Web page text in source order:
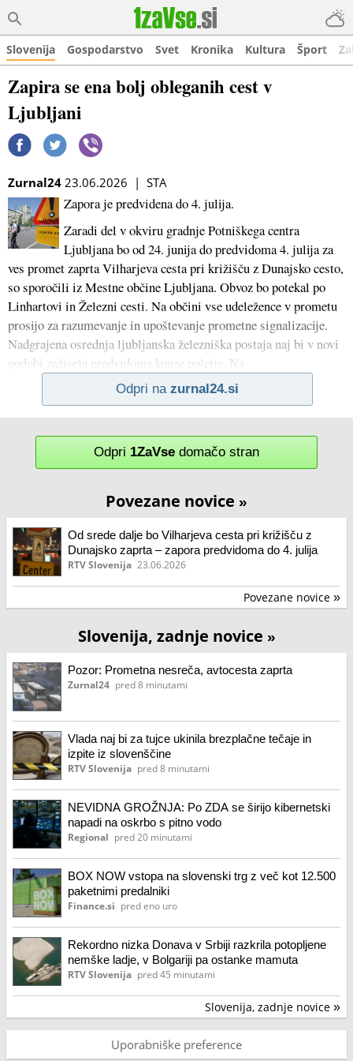
Slovenija Gospodarstvo Svet Kronika Kultura Šport
Zapira se ena bolj obleganih cest v
Ljubljani
Zurnal24 23.06.2026 | STA
Zapora je predvidena do 4. julija.
Zaradi del v okviru gradnje Potniškega centra
Ljubljana bo od 24. junija do predvidoma 4. julija za
ves promet zaprta Vilharjeva cesta pri križišču z Dunajsko cesto,
so sporočili iz Mestne občine Ljubljana. Obvoz bo potekal po
Linhartovi in Železni cesti. Na občini vse udeležence v prometu
prosijo za razumevanje in upoštevanje prometne signalizacije.
Nadgrajena osrednja ljubljanska železniška postaja naj bi v novi
podobi zaživela predvidoma konec poletja. Na
Odpri na zurnal24.si
Odpri 1ZaVse domačo stran
Povezane novice »
Od srede dalje bo Vilharjeva cesta pri križišču z
Dunajsko zaprta – zapora predvidoma do 4. julija
RTV Slovenija 23.06.2026
Povezane novice »
Slovenija, zadnje novice »
Pozor: Prometna nesreča, avtocesta zaprta
Zurnal24 pred 8 minutami
Vlada naj bi za tujce ukinila brezplačne tečaje in
izpite iz slovenščine
RTV Slovenija pred 8 minutami
NEVIDNA GROŽNJA: Po ZDA se širijo kibernetski
napadi na oskrbo s pitno vodo
Regional pred 20 minutami
BOX NOW vstopa na slovenski trg z več kot 12.500
paketnimi predalniki
Finance.si pred eno uro
Rekordno nizka Donava v Srbiji razkrila potopljene
nemške ladje, v Bolgariji pa ostanke mamuta
RTV Slovenija pred 45 minutami
Slovenija, zadnje novice »
Uporabniške preference